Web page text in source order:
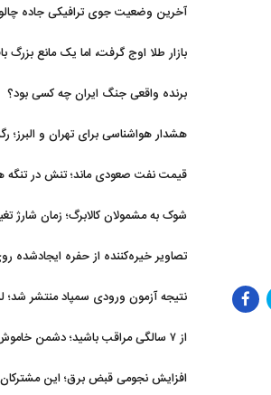
آخرین وضعیت جوی ترافیکی جاده
بازار طلا اوج گرفت، اما یک مانع بزرگ
برنده واقعی جنگ ایران چه کسی بود؟
هشدار هواشناسی برای تهران و البرز؛
قیمت نفت صعودی ماند؛ تنش در تنگه هرمز برنت
شوک به مشمولان کالابرگ؛ زمان شارژ
تصاویر خیره‌کننده از حفره
نتیجه آزمون ورودی سمپاد منتشر شد؛
از ۷ سالگی مراقب باشید؛ دشمن
افزایش نجومی قبض برق؛ این مشترکان